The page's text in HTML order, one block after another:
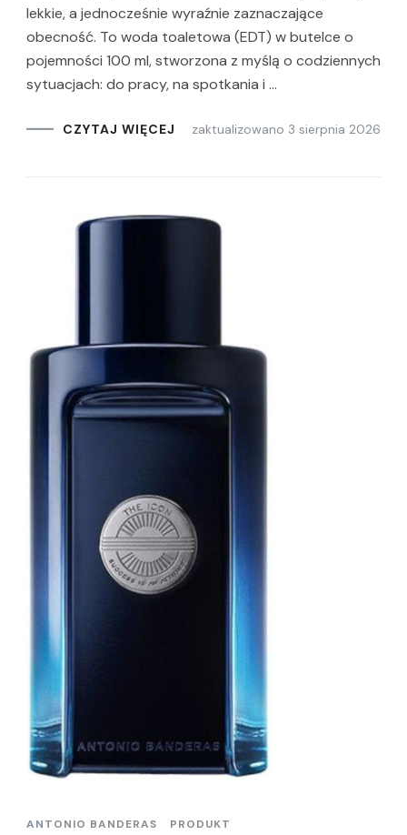
lekkie, a jednocześnie wyraźnie zaznaczające
obecność. To woda toaletowa (EDT) w butelce o
pojemności 100 ml, stworzona z myślą o codziennych
sytuacjach: do pracy, na spotkania i …
CZYTAJ WIĘCEJ zaktualizowano 3 sierpnia 2026
ANTONIO BANDERAS PRODUKT